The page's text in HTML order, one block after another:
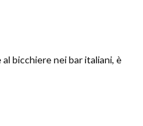
bicchiere nei bar italiani, è